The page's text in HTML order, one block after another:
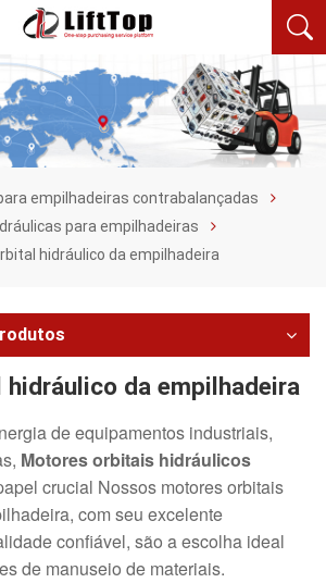
empilhadeiras contrabalançadas
para empilhadeiras
hidráulico da empilhadeira
da empilhadeira
de equipamentos industriais,
Motores orbitais hidráulicos
crucial Nossos motores orbitais
com seu excelente
confiável, são a escolha ideal
de manuseio de materiais.